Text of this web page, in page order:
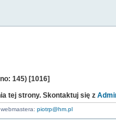
145) [1016]
tej strony. Skontaktuj się z
piotrp@hm.pl